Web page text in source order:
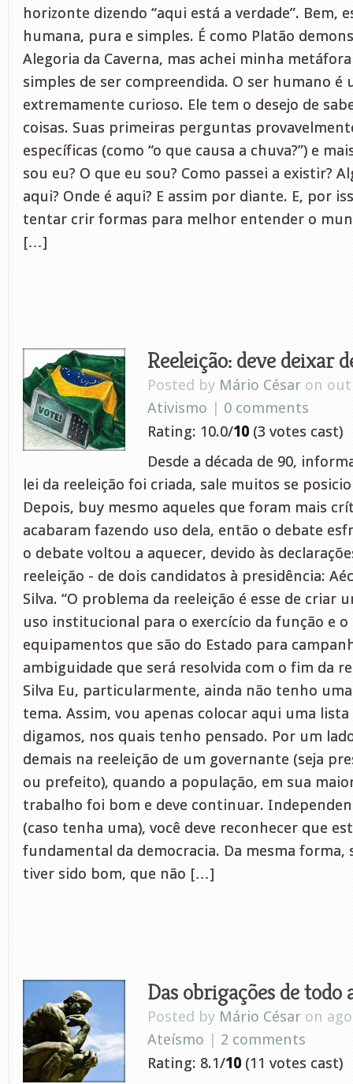
horizonte dizendo “aqui está a verdade”. Bem,
humana, pura e simples. É como Platão
Alegoria da Caverna, mas achei minha
simples de ser compreendida. O ser humano é
extremamente curioso. Ele tem o desejo de
coisas. Suas primeiras perguntas
específicas (como “o que causa a chuva?”) e
sou eu? O que eu sou? Como passei a existir?
aqui? Onde é aqui? E assim por diante. E, por
tentar crir formas para melhor entender o
[…]
Reeleição: deve deixar
Posted by Mário César on
Ativismo | 0 comments
Rating: 10.0/10 (3 votes cast)
Desde a década de 90,
lei da reeleição foi criada, sale muitos se
Depois, buy mesmo aqueles que foram mais
acabaram fazendo uso dela, então o debate
o debate voltou a aquecer, devido às
reeleição - de dois candidatos à presidência:
Silva. “O problema da reeleição é esse de criar
uso institucional para o exercício da função e o
equipamentos que são do Estado para
ambiguidade que será resolvida com o fim da
Silva Eu, particularmente, ainda não tenho
tema. Assim, vou apenas colocar aqui uma
digamos, nos quais tenho pensado. Por um
demais na reeleição de um governante (seja
ou prefeito), quando a população, em sua
trabalho foi bom e deve continuar.
(caso tenha uma), você deve reconhecer que
fundamental da democracia. Da mesma forma,
tiver sido bom, que não […]
Das obrigações de todo
Posted by Mário César on
Ateísmo | 2 comments
Rating: 8.1/10 (11 votes cast)